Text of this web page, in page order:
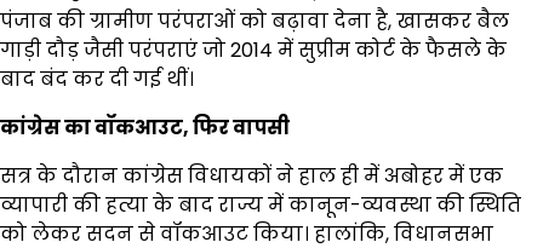
पंजाब की ग्रामीण परंपराओं को बढ़ावा देना है, खासकर बैल
गाड़ी दौड़ जैसी परंपराएं जो 2014 में सुप्रीम कोर्ट के फैसले के
बाद बंद कर दी गई थीं।
कांग्रेस का वॉकआउट,फिर वापसी
सत्र के दौरान कांग्रेस विधायकों ने हाल ही में अबोहर में एक
व्यापारी की हत्या के बाद राज्य में कानून-व्यवस्था की स्थिति
को लेकर सदन से वॉकआउट किया। हालांकि, विधानसभा